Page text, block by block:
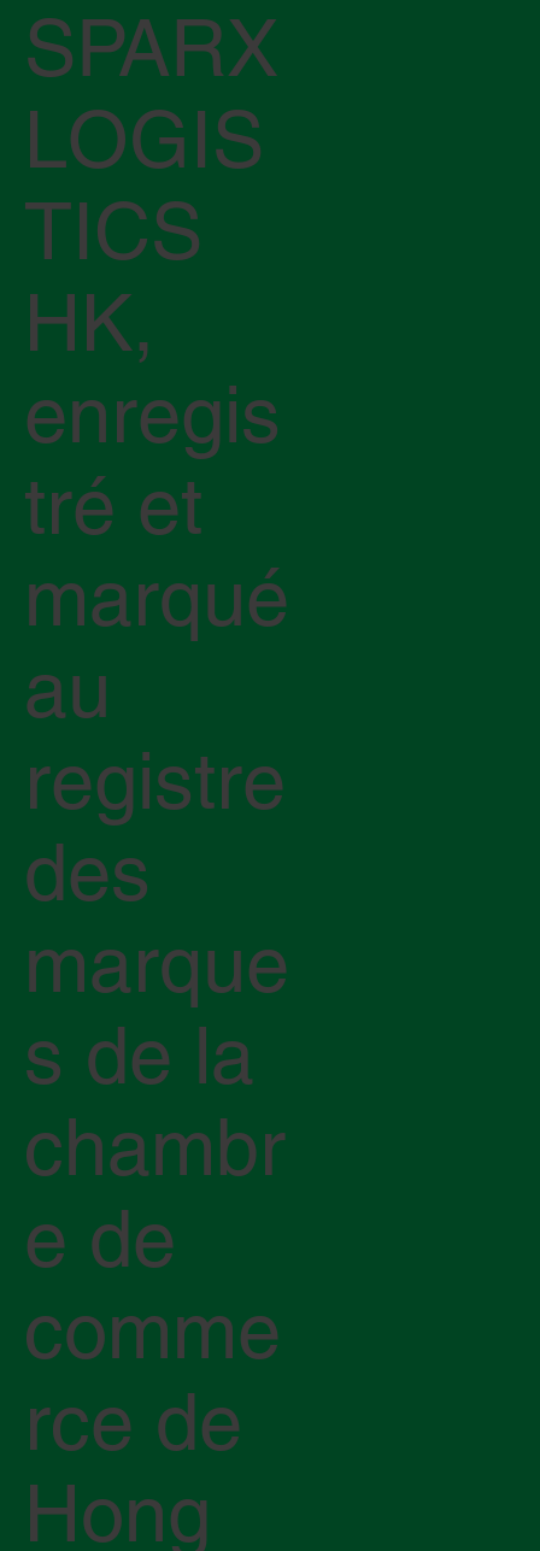
SPARX
LOGIS
TICS
HK,
enregis
tré et
marqué
au
registre
des
marque
s de la
chambr
e de
comme
rce de
Hong